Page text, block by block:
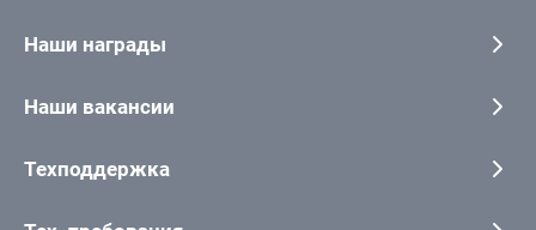
Наши награды
Наши вакансии
Техподдержка